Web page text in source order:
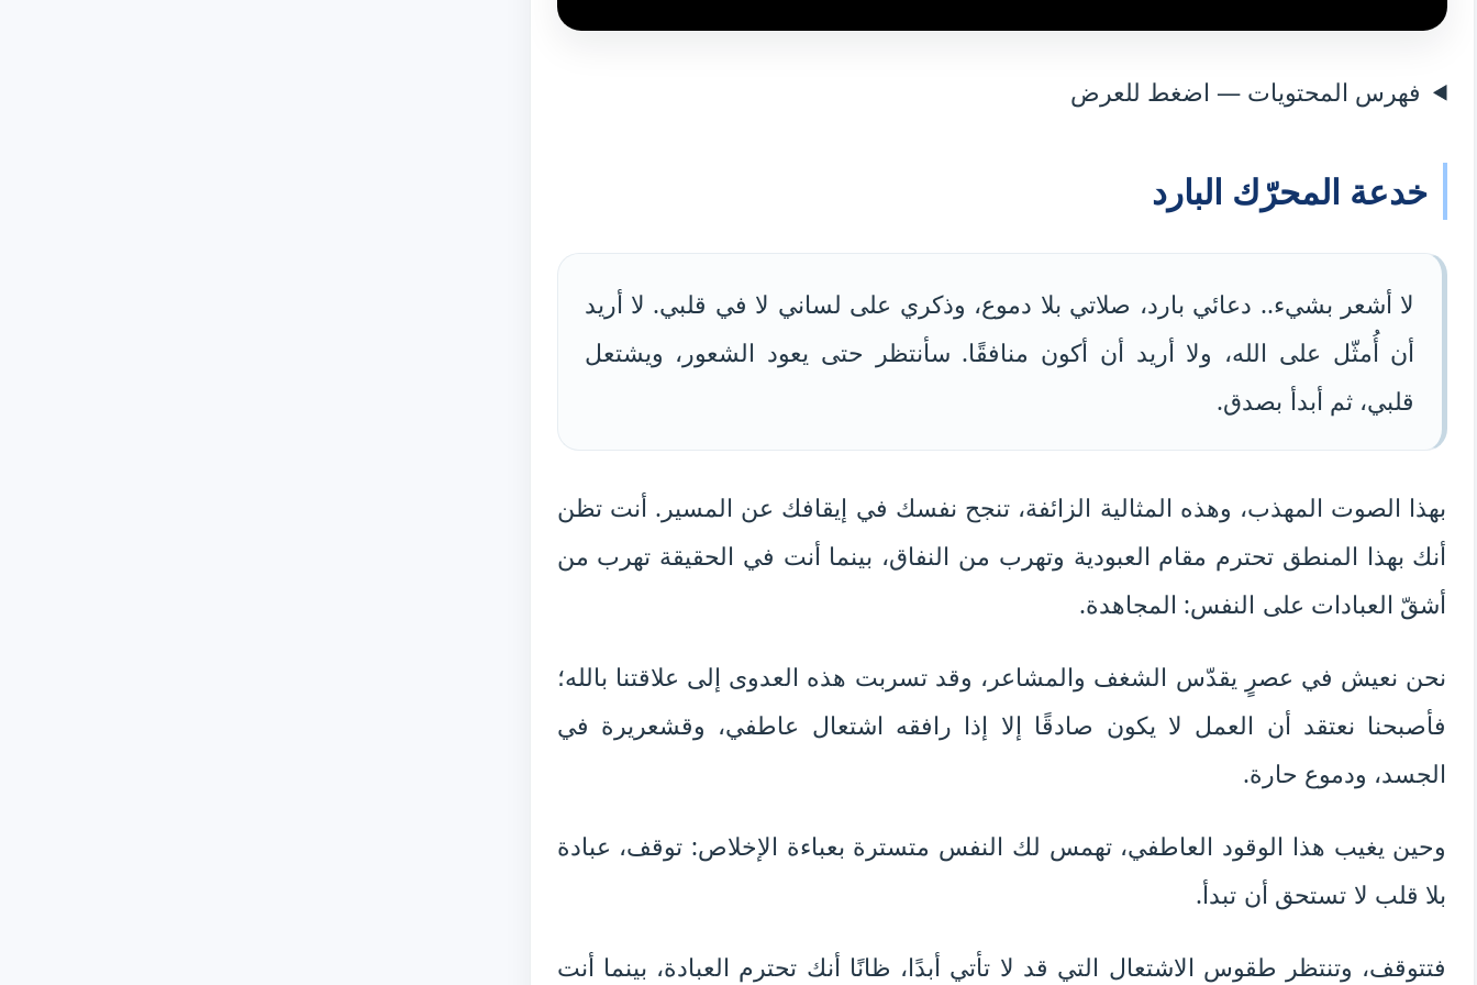
فهرس المحتويات — اضغط للعرض
خدعة المحرّك البارد
لا أشعر بشيء.. دعائي بارد، صلاتي بلا دموع، وذكري على لساني لا في قلبي. لا أريد
أن أُمثّل على الله، ولا أريد أن أكون منافقًا. سأنتظر حتى يعود الشعور، ويشتعل
قلبي، ثم أبدأ بصدق.
بهذا الصوت المهذب، وهذه المثالية الزائفة، تنجح نفسك في إيقافك عن المسير. أنت تظن
أنك بهذا المنطق تحترم مقام العبودية وتهرب من النفاق، بينما أنت في الحقيقة تهرب من
أشقّ العبادات على النفس: المجاهدة.
نحن نعيش في عصرٍ يقدّس الشغف والمشاعر، وقد تسربت هذه العدوى إلى علاقتنا بالله؛
فأصبحنا نعتقد أن العمل لا يكون صادقًا إلا إذا رافقه اشتعال عاطفي، وقشعريرة في
الجسد، ودموع حارة.
وحين يغيب هذا الوقود العاطفي، تهمس لك النفس متسترة بعباءة الإخلاص: توقف، عبادة
بلا قلب لا تستحق أن تبدأ.
فتتوقف، وتنتظر طقوس الاشتعال التي قد لا تأتي أبدًا، ظانًا أنك تحترم العبادة، بينما أنت